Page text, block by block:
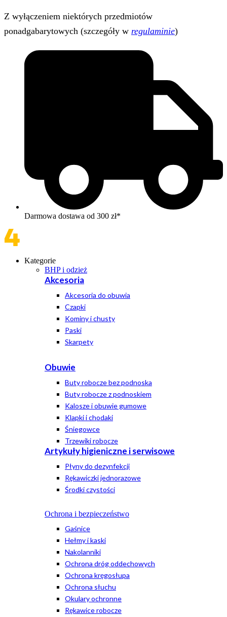
Z wyłączeniem niektórych przedmiotów
ponadgabarytowych (szczegóły w regulaminie)
Darmowa dostawa od 300 zł*
Kategorie
BHP i odzież
Akcesoria
Akcesoria do obuwia
Czapki
Kominy i chusty
Paski
Skarpety
Obuwie
Buty robocze bez podnoska
Buty robocze z podnoskiem
Kalosze i obuwie gumowe
Klapki i chodaki
Śniegowce
Trzewiki robocze
Artykuły higieniczne i serwisowe
Płyny do dezynfekcji
Rękawiczki jednorazowe
Środki czystości
Ochrona i bezpieczeństwo
Gaśnice
Hełmy i kaski
Nakolanniki
Ochrona dróg oddechowych
Ochrona kręgosłupa
Ochrona słuchu
Okulary ochronne
Rękawice robocze